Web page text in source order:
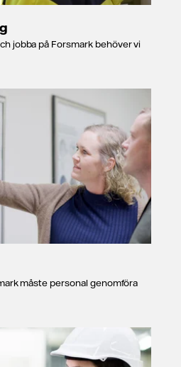
jobba på Forsmark behöver vi
måste personal genomföra